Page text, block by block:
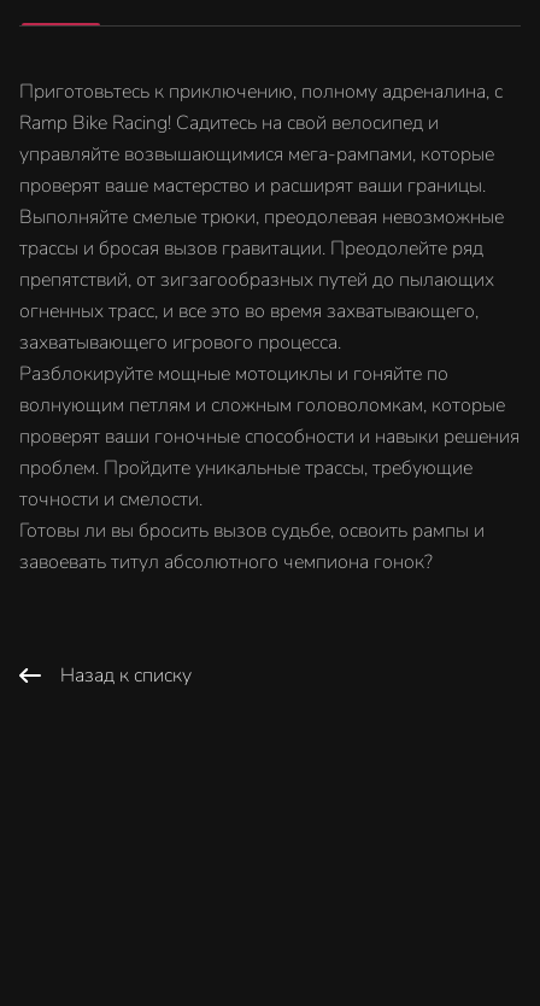
Приготовьтесь к приключению, полному адреналина, с
Ramp Bike Racing! Садитесь на свой велосипед и
управляйте возвышающимися мега-рампами, которые
проверят ваше мастерство и расширят ваши границы.
Выполняйте смелые трюки, преодолевая невозможные
трассы и бросая вызов гравитации. Преодолейте ряд
препятствий, от зигзагообразных путей до пылающих
огненных трасс, и все это во время захватывающего,
захватывающего игрового процесса.
Разблокируйте мощные мотоциклы и гоняйте по
волнующим петлям и сложным головоломкам, которые
проверят ваши гоночные способности и навыки решения
проблем. Пройдите уникальные трассы, требующие
точности и смелости.
Готовы ли вы бросить вызов судьбе, освоить рампы и
завоевать титул абсолютного чемпиона гонок?
Назад к списку